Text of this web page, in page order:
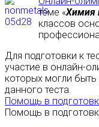
теме «Химия
классов
Для подготовки к
участие в онлайн-
которых могли
данного теста.
Помощь в
Помощь в